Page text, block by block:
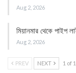
Aug 2, 2026
মিয়ানমার থেকে পাইপ
Aug 2, 2026
PREV NEXT 1 of